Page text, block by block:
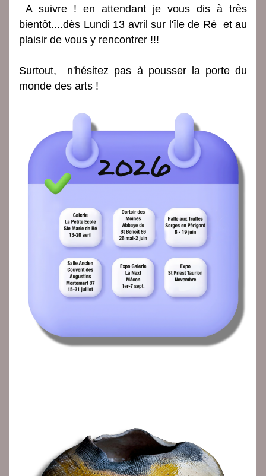
bientôt....dès Lundi 13 avril sur l'île de Ré  et au
plaisir de vous y rencontrer !!!
Surtout,  n'hésitez pas à pousser la porte du
monde des arts !